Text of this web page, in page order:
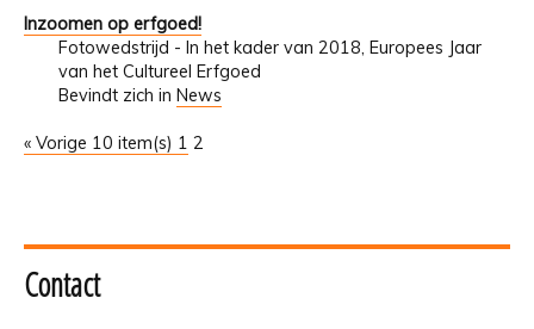
Inzoomen op erfgoed!
Fotowedstrijd - In het kader van 2018, Europees Jaar
van het Cultureel Erfgoed
Bevindt zich in News
« Vorige 10 item(s) 1 2
Contact